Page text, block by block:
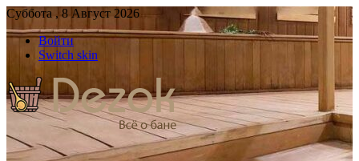
Суббота , 8 Август 2026
Войти
Switch skin